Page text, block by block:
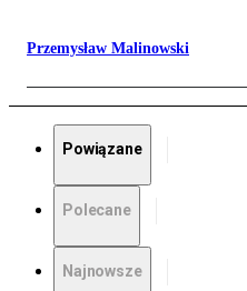
Przemysław Malinowski
Powiązane
Polecane
Najnowsze